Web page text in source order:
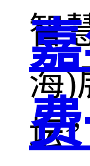
智
海)
坛”